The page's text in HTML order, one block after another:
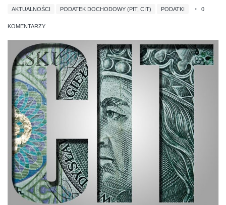
AKTUALNOŚCI PODATEK DOCHODOWY (PIT, CIT) PODATKI 0
KOMENTARZY